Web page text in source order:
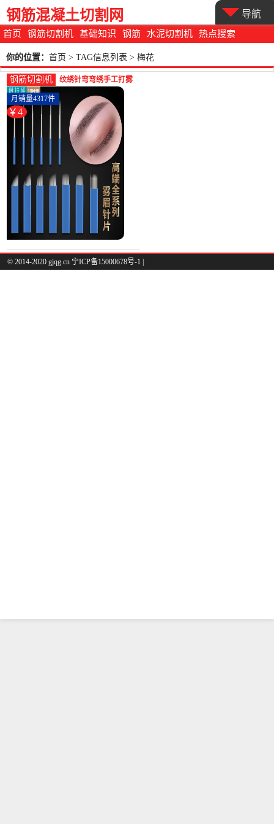
首页 钢筋切割机 基础知识 钢筋 水泥切割机 热点搜索
钢筋混凝土切割网 导航
你的位置： 首页 > TAG信息列表 > 梅花
钢筋切割机
纹绣针弯弯绣手工打雾
针圆三雾眉针片正品雅
诗妍工具神-钢筋切割工
具(雅诗妍旗舰店仅售4
￥4
月销量4317件
© 2014-2020 gjqg.cn 宁ICP备15000678号-1 |